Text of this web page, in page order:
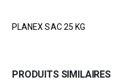
PLANEX SAC 25 KG
PRODUITS SIMILAIRES